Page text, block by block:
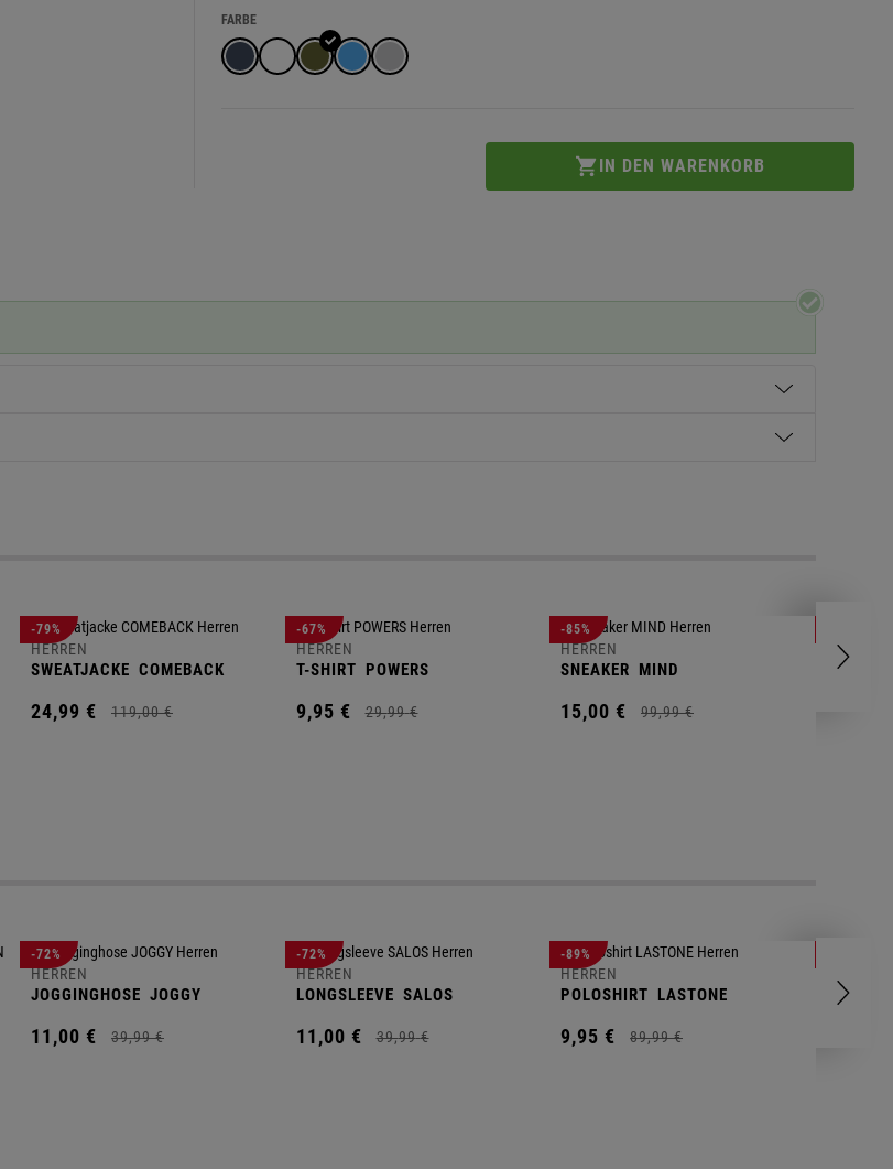
FARBE
-79%
HERREN
SWEATJACKE COMEBACK
24,99 € 119,00 €
-67%
HERREN
T-SHIRT POWERS
9,95 € 29,99 €
-85%
HERREN
SNEAKER MIND
15,00 € 99,99 €
-72%
HERREN
JOGGINGHOSE JOGGY
11,00 € 39,99 €
-72%
HERREN
LONGSLEEVE SALOS
11,00 € 39,99 €
-89%
HERREN
POLOSHIRT LASTONE
9,95 € 89,99 €
SHORT